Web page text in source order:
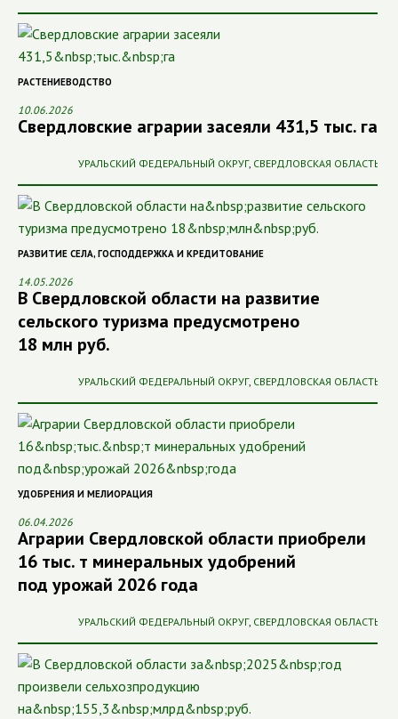
РАСТЕНИЕВОДСТВО
10.06.2026
Свердловские аграрии засеяли 431,5 тыс. га
УРАЛЬСКИЙ ФЕДЕРАЛЬНЫЙ ОКРУГ, СВЕРДЛОВСКАЯ ОБЛАСТЬ
РАЗВИТИЕ СЕЛА, ГОСПОДДЕРЖКА И КРЕДИТОВАНИЕ
14.05.2026
В Свердловской области на развитие
сельского туризма предусмотрено
18 млн руб.
УРАЛЬСКИЙ ФЕДЕРАЛЬНЫЙ ОКРУГ, СВЕРДЛОВСКАЯ ОБЛАСТЬ
УДОБРЕНИЯ И МЕЛИОРАЦИЯ
06.04.2026
Аграрии Свердловской области приобрели
16 тыс. т минеральных удобрений
под урожай 2026 года
УРАЛЬСКИЙ ФЕДЕРАЛЬНЫЙ ОКРУГ, СВЕРДЛОВСКАЯ ОБЛАСТЬ